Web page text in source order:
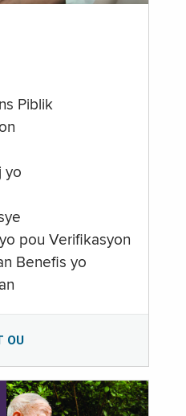
Piblik
yo
pou Verifikasyon
Benefis yo
OU